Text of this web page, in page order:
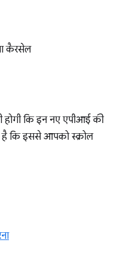
कैरसेल
कि इन नए एपीआई की
है कि इससे आपको स्क्रोल